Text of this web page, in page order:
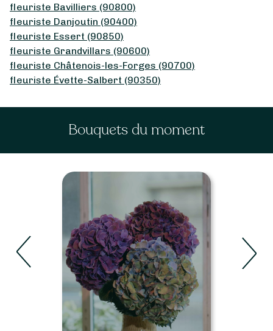
fleuriste Bavilliers (90800)
fleuriste Danjoutin (90400)
fleuriste Essert (90850)
fleuriste Grandvillars (90600)
fleuriste Châtenois-les-Forges (90700)
fleuriste Évette-Salbert (90350)
Bouquets du moment